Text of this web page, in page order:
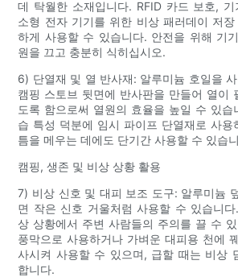
데 탁월한 소재입니다. RFID 카드 보호,
소형 전자 기기를 위한 비상 패러데이 저
하게 사용할 수 있습니다. 안전을 위해 기
원을 끄고 충분히 식히십시오.
6) 단열재 및 열 반사재: 알루미늄 호일을
캠핑 스토브 뒷면에 반사판을 만들어 열이
도록 함으로써 열원의 효율을 높일 수 있
습 특성 덕분에 임시 파이프 단열재로 사용
틈을 메우는 데에도 단기간 사용할 수 있습
캠핑, 생존 및 비상 상황 활용
7) 비상 신호 및 대피 보조 도구: 알루미늄
면 작은 신호 거울처럼 사용할 수 있습니
상 상황에서 주변 사람들의 주의를 끌 수
풍막으로 사용하거나 가벼운 대피용 천에
사시켜 사용할 수 있으며, 급할 때는 비상
합니다.